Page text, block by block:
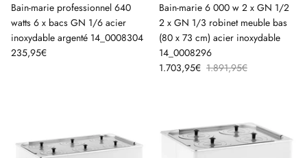
Bain-marie professionnel 640
watts 6 x bacs GN 1/6 acier
inoxydable argenté 14_0008304
235,95€
Bain-marie 6 000 w 2 x GN 1/2
2 x GN 1/3 robinet meuble bas
(80 x 73 cm) acier inoxydable
14_0008296
1.703,95€ 1.891,95€